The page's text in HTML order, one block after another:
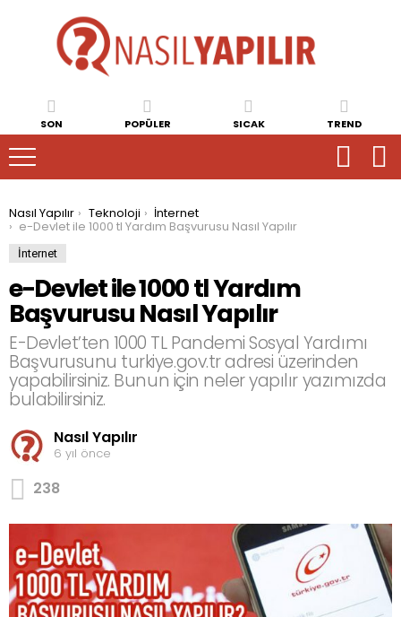
SON POPÜLER SICAK TREND
You are here:
Nasıl Yapılır Teknoloji İnternet
e-Devlet ile 1000 tl Yardım Başvurusu Nasıl Yapılır
İnternet
e-Devlet ile 1000 tl Yardım
Başvurusu Nasıl Yapılır
E-Devlet’ten 1000 TL Pandemi Sosyal Yardımı
Başvurusunu turkiye.gov.tr adresi üzerinden
yapabilirsiniz. Bunun için neler yapılır yazımızda
bulabilirsiniz.
Nasıl Yapılır
6 yıl önce
238